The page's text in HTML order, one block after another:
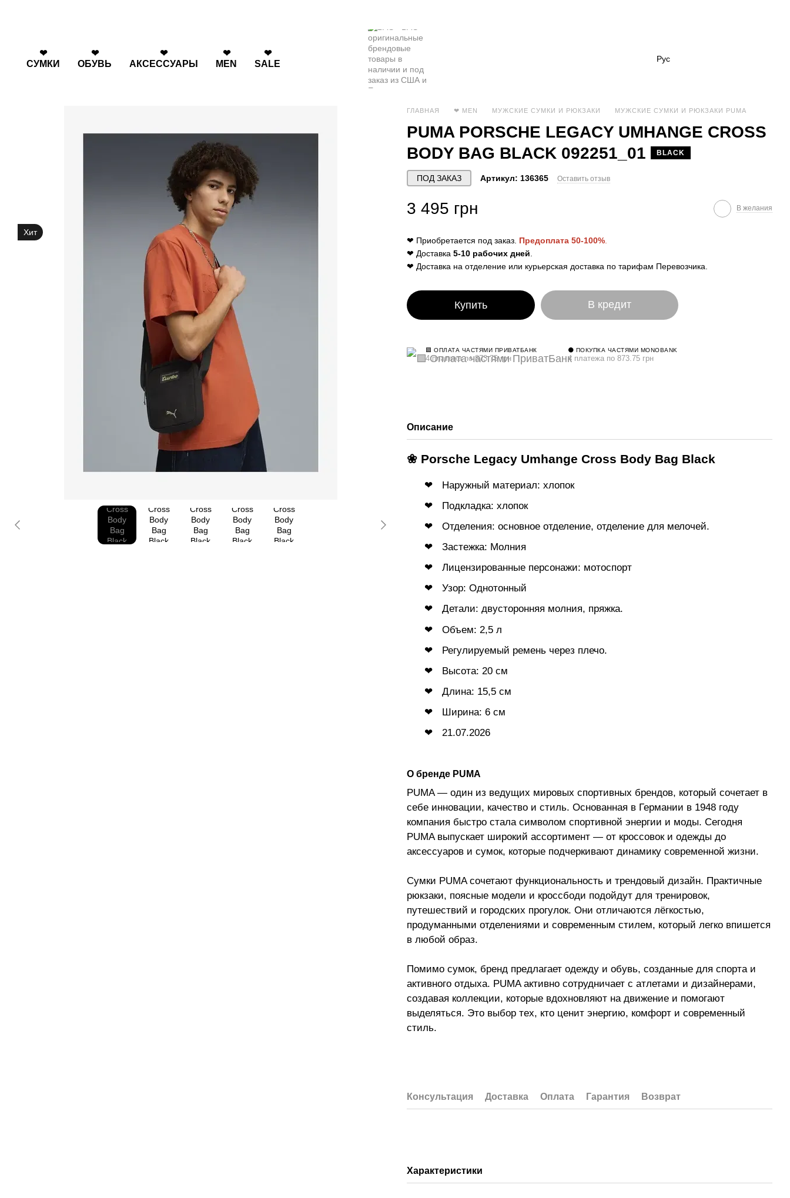
❤
СУМКИ
❤
ОБУВЬ
❤
АКСЕССУАРЫ
❤
MEN
❤
SALE
Рус
Хит
ГЛАВНАЯ ❤ MEN МУЖСКИЕ СУМКИ И РЮКЗАКИ МУЖСКИЕ СУМКИ И РЮКЗАКИ PUMA
PUMA PORSCHE LEGACY UMHANGE CROSS
BODY BAG BLACK 092251_01
BLACK
ПОД ЗАКАЗ Артикул: 136365 Оставить отзыв
3 495 грн В желания
❤ Приобретается под заказ. Предоплата 50-100%
❤ Доставка 5-10 рабочих дней
❤ Доставка на отделение или курьерская доставка по тарифам Перевозчика.
Купить В кредит
🟩 ОПЛАТА ЧАСТЯМИ ПРИВАТБАНК
4 платежа по 873.75 грн
⚫ ПОКУПКА ЧАСТЯМИ MONOBANK
4 платежа по 873.75 грн
Описание
❀ Porsche Legacy Umhange Cross Body Bag Black
Наружный материал: хлопок
Подкладка: хлопок
Отделения: основное отделение, отделение для мелочей.
Застежка: Молния
Лицензированные персонажи: мотоспорт
Узор: Однотонный
Детали: двусторонняя молния, пряжка.
Объем: 2,5 л
Регулируемый ремень через плечо.
Высота: 20 см
Длина: 15,5 см
Ширина: 6 см
21.07.2026
О бренде PUMA
PUMA — один из ведущих мировых спортивных брендов, который сочетает в
себе инновации, качество и стиль. Основанная в Германии в 1948 году
компания быстро стала символом спортивной энергии и моды. Сегодня
PUMA выпускает широкий ассортимент — от кроссовок и одежды до
аксессуаров и сумок, которые подчеркивают динамику современной жизни.
Сумки PUMA сочетают функциональность и трендовый дизайн. Практичные
рюкзаки, поясные модели и кроссбоди подойдут для тренировок,
путешествий и городских прогулок. Они отличаются лёгкостью,
продуманными отделениями и современным стилем, который легко впишется
в любой образ.
Помимо сумок, бренд предлагает одежду и обувь, созданные для спорта и
активного отдыха. PUMA активно сотрудничает с атлетами и дизайнерами,
создавая коллекции, которые вдохновляют на движение и помогают
выделяться. Это выбор тех, кто ценит энергию, комфорт и современный
стиль.
Консультация Доставка Оплата Гарантия Возврат
Характеристики